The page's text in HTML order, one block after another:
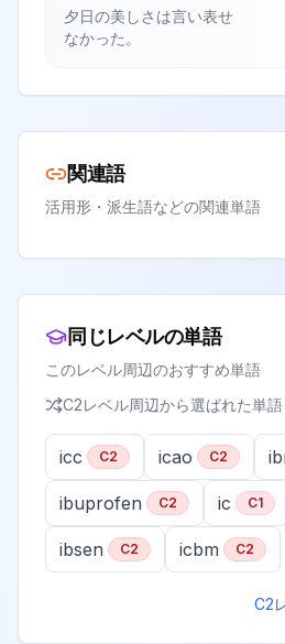
夕日の美しさは言い表せ
なかった。
関連語
活用形・派生語などの関連単語
同じレベルの単語
このレベル周辺のおすすめ単語
C2レベル周辺から選ばれた単語
icc C2 icao C2
ibuprofen C2 ic C1
ibsen C2 icbm C2
C2